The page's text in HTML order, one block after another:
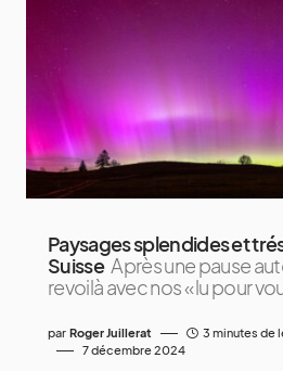
Paysages splendides et
Suisse Après une pause
revoilà avec nos « lu pour
par Roger Juillerat
3 minutes de
7 décembre 2024